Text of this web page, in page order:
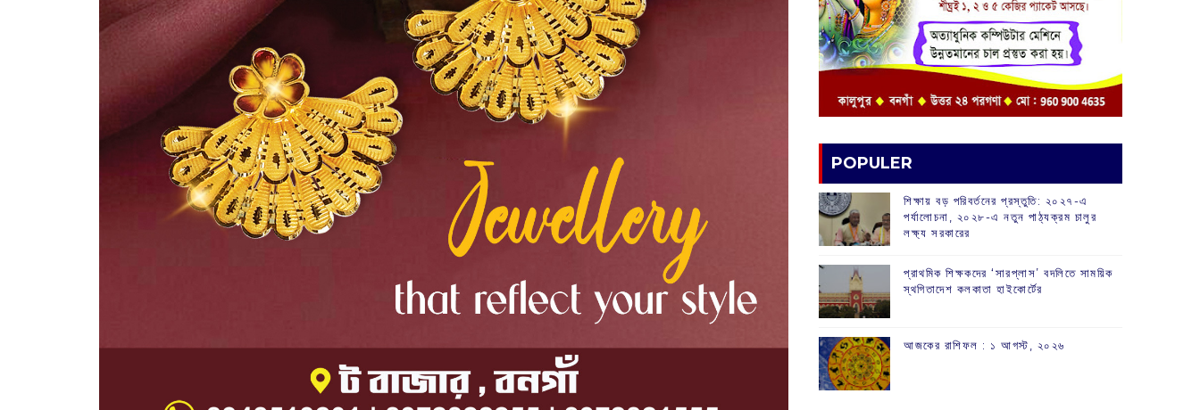
POPULER
শিক্ষায় বড় পরিবর্তনের প্রস্তুতি: ২০২৭-এ
পর্যালোচনা, ২০২৮-এ নতুন পাঠ্যক্রম চালুর
লক্ষ্য সরকারের
প্রাথমিক শিক্ষকদের ‘সারপ্লাস’ বদলিতে সাময়িক
স্থগিতাদেশ কলকাতা হাইকোর্টের
আজকের রাশিফল :‌ ‌‌১ আগস্ট, ২০২৬